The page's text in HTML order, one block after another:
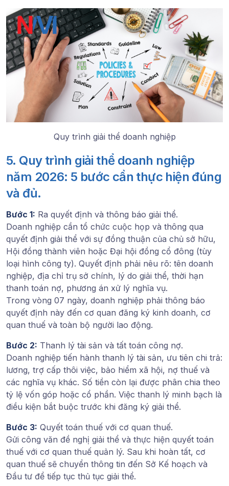
Quy trình giải thể doanh nghiệp
5. Quy trình giải thể doanh nghiệp
năm 2026: 5 bước cần thực hiện đúng
và đủ.
Bước 1: Ra quyết định và thông báo giải thể.
Doanh nghiệp cần tổ chức cuộc họp và thông qua
quyết định giải thể với sự đồng thuận của chủ sở hữu,
Hội đồng thành viên hoặc Đại hội đồng cổ đông (tùy
loại hình công ty). Quyết định phải nêu rõ: tên doanh
nghiệp, địa chỉ trụ sở chính, lý do giải thể, thời hạn
thanh toán nợ, phương án xử lý nghĩa vụ.
Trong vòng 07 ngày, doanh nghiệp phải thông báo
quyết định này đến cơ quan đăng ký kinh doanh, cơ
quan thuế và toàn bộ người lao động.
Bước 2: Thanh lý tài sản và tất toán công nợ.
Doanh nghiệp tiến hành thanh lý tài sản, ưu tiên chi trả:
lương, trợ cấp thôi việc, bảo hiểm xã hội, nợ thuế và
các nghĩa vụ khác. Số tiền còn lại được phân chia theo
tỷ lệ vốn góp hoặc cổ phần. Việc thanh lý minh bạch là
điều kiện bắt buộc trước khi đăng ký giải thể.
Bước 3: Quyết toán thuế với cơ quan thuế.
Gửi công văn đề nghị giải thể và thực hiện quyết toán
thuế với cơ quan thuế quản lý. Sau khi hoàn tất, cơ
quan thuế sẽ chuyển thông tin đến Sở Kế hoạch và
Đầu tư để tiếp tục thủ tục giải thể.